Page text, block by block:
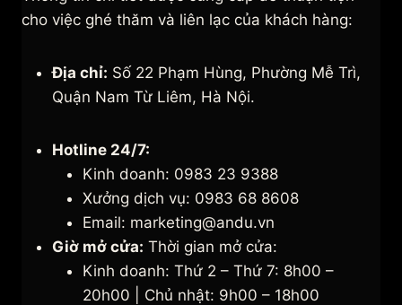
cho việc ghé thăm và liên lạc của khách hàng:
Địa chỉ: Số 22 Phạm Hùng, Phường Mễ Trì,
Quận Nam Từ Liêm, Hà Nội.
Hotline 24/7:
Kinh doanh: 0983 23 9388
Xưởng dịch vụ: 0983 68 8608
Email: marketing@andu.vn
Giờ mở cửa: Thời gian mở cửa:
Kinh doanh: Thứ 2 – Thứ 7: 8h00 –
20h00 | Chủ nhật: 9h00 – 18h00